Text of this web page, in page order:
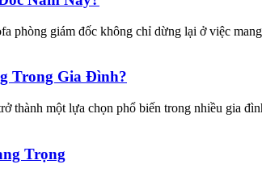
giám đốc không chỉ dừng lại ở việc
Trong Gia Đình?
một lựa chọn phổ biến trong nhiều gia
Trọng